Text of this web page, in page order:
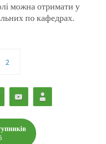
можна отримати у
по кафедрах.
2